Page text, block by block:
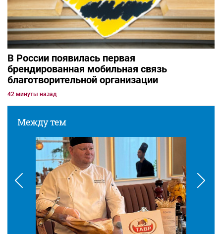
В России появилась первая
брендированная мобильная связь
благотворительной организации
42 минуты назад
Между тем